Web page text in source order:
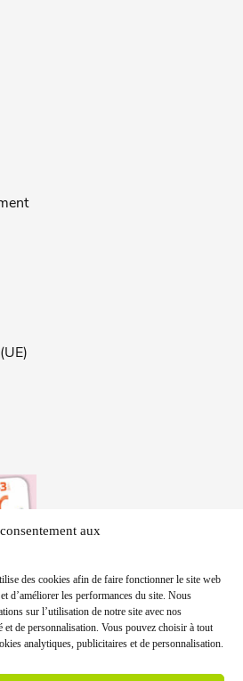
aux
des cookies afin de faire fonctionner le site web
d’améliorer les performances du site. Nous
sur l’utilisation de notre site avec nos
et de personnalisation. Vous pouvez choisir à tout
analytiques, publicitaires et de personnalisation.